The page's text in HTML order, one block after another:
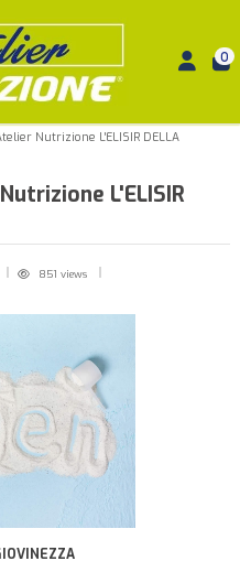
0
Nutrizione L'ELISIR DELLA
L'ELISIR
851 views